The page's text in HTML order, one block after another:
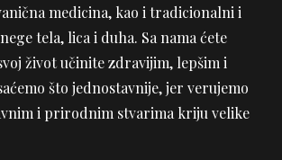
medicina, kao i tradicionalni i
tela, lica i duha. Sa nama ćete
život učinite zdravijim, lepšim i
što jednostavnije, jer verujemo
i prirodnim stvarima kriju velike